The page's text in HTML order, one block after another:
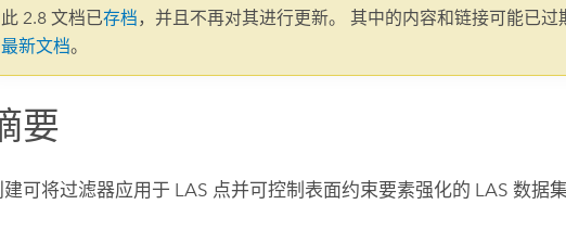
此 2.8 文档已存档，并且不再对其进行更新。 其中的内容和链接可能已
最新文档。
要
建可将过滤器应用于 LAS 点并可控制表面约束要素强化的 LAS 数据